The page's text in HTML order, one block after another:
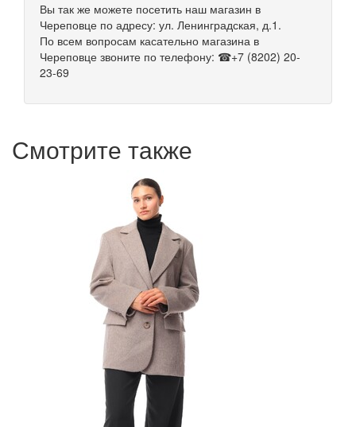
Вы так же можете посетить наш магазин в
Череповце по адресу: ул. Ленинградская, д.1.
По всем вопросам касательно магазина в
Череповце звоните по телефону: ☎+7 (8202) 20-
23-69
Смотрите также